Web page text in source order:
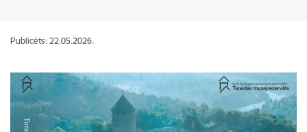
Publicēts: 22.05.2026.